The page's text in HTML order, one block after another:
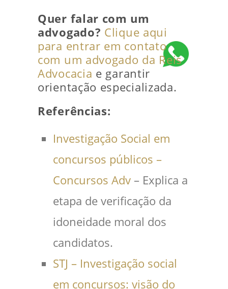
Quer falar com um
advogado? Clique aqui
para entrar em contato
com um advogado da Reis
Advocacia e garantir
orientação especializada.
Referências:
Investigação Social em
concursos públicos –
Concursos Adv – Explica a
etapa de verificação da
idoneidade moral dos
candidatos.
STJ – Investigação social
em concursos: visão do